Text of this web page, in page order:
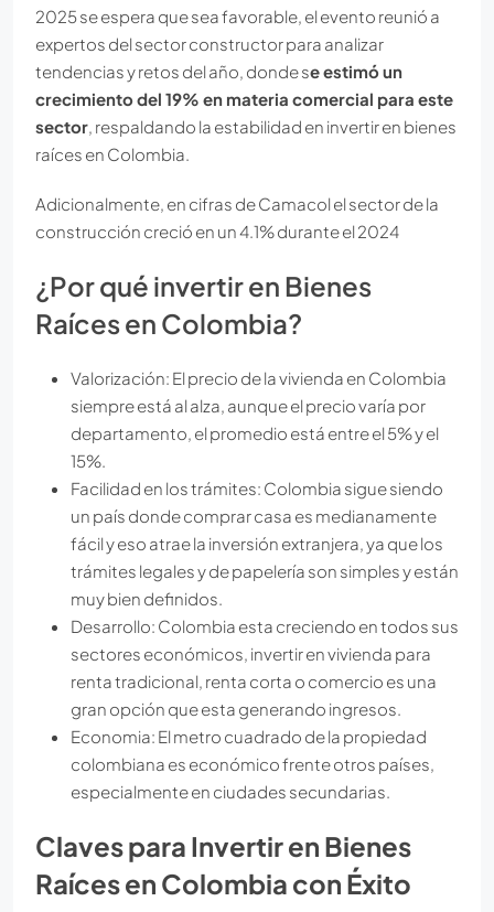
2025 se espera que sea favorable, el evento reunió a
expertos del sector constructor para analizar
tendencias y retos del año, donde se estimó un
crecimiento del 19% en materia comercial para este
sector , respaldando la estabilidad en invertir en bienes
raíces en Colombia.
Adicionalmente, en cifras de Camacol el sector de la
construcción creció en un 4.1% durante el 2024
¿Por qué invertir en Bienes
Raíces en Colombia?
Valorización: El precio de la vivienda en Colombia
siempre está al alza, aunque el precio varía por
departamento, el promedio está entre el 5% y el
15%.
Facilidad en los trámites: Colombia sigue siendo
un país donde comprar casa es medianamente
fácil y eso atrae la inversión extranjera, ya que los
trámites legales y de papelería son simples y están
muy bien definidos.
Desarrollo: Colombia esta creciendo en todos sus
sectores económicos, invertir en vivienda para
renta tradicional, renta corta o comercio es una
gran opción que esta generando ingresos.
Economia: El metro cuadrado de la propiedad
colombiana es económico frente otros países,
especialmente en ciudades secundarias.
Claves para Invertir en Bienes
Raíces en Colombia con Éxito